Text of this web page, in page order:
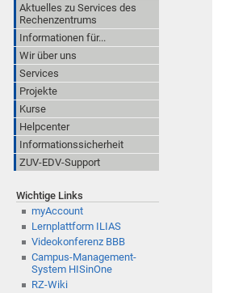
Aktuelles zu Services des
Rechenzentrums
Informationen für...
Wir über uns
Services
Projekte
Kurse
Helpcenter
Informationssicherheit
ZUV-EDV-Support
Wichtige Links
myAccount
Lernplattform ILIAS
Videokonferenz BBB
Campus-Management-
System HISinOne
RZ-Wiki